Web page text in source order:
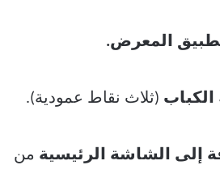
المعرض.
الكباب (ثلاث نقاط عمودية).
إلى الشاشة الرئيسية من